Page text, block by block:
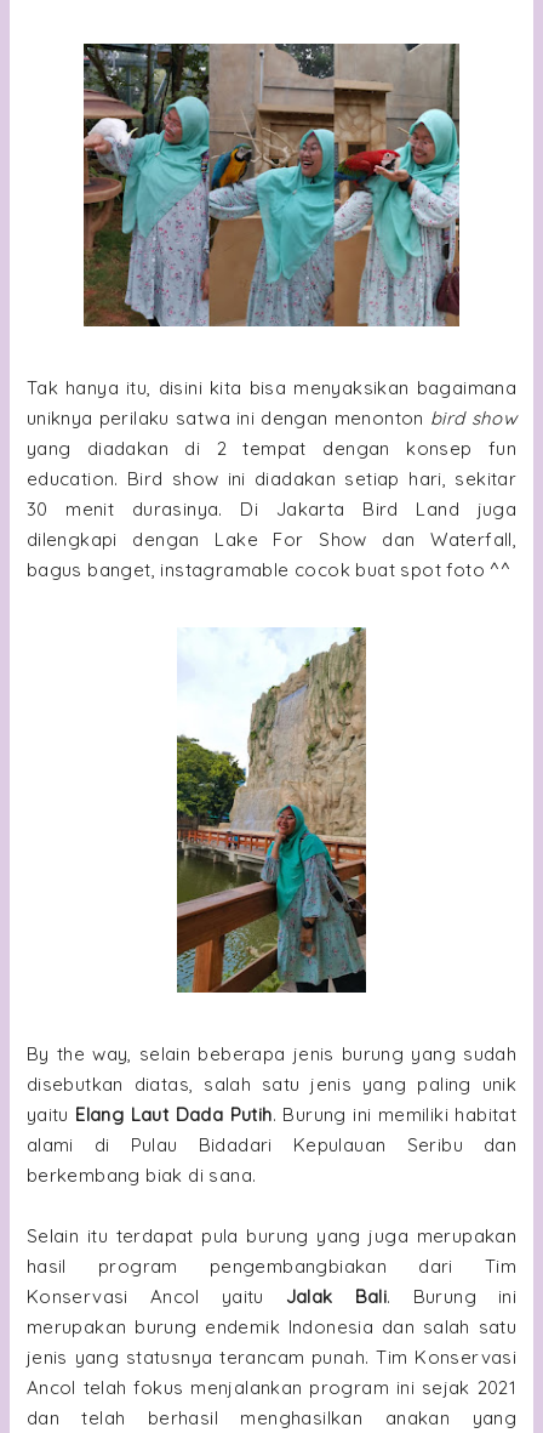
Tak hanya itu, disini kita bisa menyaksikan bagaimana
uniknya perilaku satwa ini dengan menonton bird show
yang diadakan di 2 tempat dengan konsep fun
education. Bird show ini diadakan setiap hari, sekitar
30 menit durasinya. Di Jakarta Bird Land juga
dilengkapi dengan Lake For Show dan Waterfall,
bagus banget, instagramable cocok buat spot foto ^^
By the way, selain beberapa jenis burung yang sudah
disebutkan diatas, salah satu jenis yang paling unik
yaitu Elang Laut Dada Putih. Burung ini memiliki habitat
alami di Pulau Bidadari Kepulauan Seribu dan
berkembang biak di sana.
Selain itu terdapat pula burung yang juga merupakan
hasil program pengembangbiakan dari Tim
Konservasi Ancol yaitu Jalak Bali. Burung ini
merupakan burung endemik Indonesia dan salah satu
jenis yang statusnya terancam punah. Tim Konservasi
Ancol telah fokus menjalankan program ini sejak 2021
dan telah berhasil menghasilkan anakan yang